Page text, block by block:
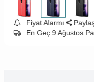
Fiyat Alarmı
En Geç 9 Ağustos